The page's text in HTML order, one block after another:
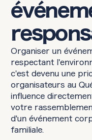
Organiser un
respectant
c'est devenu une
organisateurs au
influence
votre
d'un événement
familiale.